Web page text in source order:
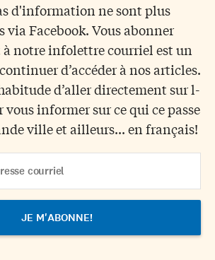
d'information ne sont plus
via Facebook. Vous abonner
notre infolettre courriel est un
d’accéder à nos articles.
d’aller directement sur l-
vous informer sur ce qui ce passe
ville et ailleurs... en français!